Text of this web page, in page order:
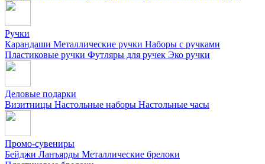
Ручки
Карандаши Металлические ручки Наборы с ручками
Пластиковые ручки Футляры для ручек Эко ручки
Деловые подарки
Визитницы Настольные наборы Настольные часы
Промо-сувениры
Бейджи Ланъярды Металлические брелоки